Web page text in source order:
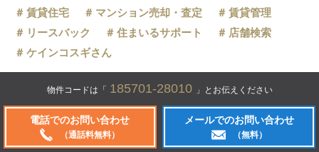
物件コードは「 185701-28010 」とお伝えください
電話でのお問い合わせ
（通話料無料）
メールでのお問い合わせ
（無料）
賃貸住宅
マンション売却・査定
賃貸管理
リースバック
住まいるサポート
店舗検索
ケインコスギさん
店舗数No.1※
※同一屋号で売買・賃貸の両方を取り扱う不動産仲介フラン
チャイズ業としての全国における店舗数
（2026年7月時点／東京商工リサーチ調べ）
センチュリー21の加盟店は、すべて独立・自営です。